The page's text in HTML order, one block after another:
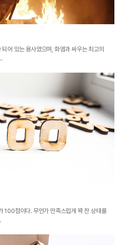
어 있는 용사였으며, 화염과 싸우는 최고의
100점이다. 무언가 만족스럽게 꽉 찬 상태를